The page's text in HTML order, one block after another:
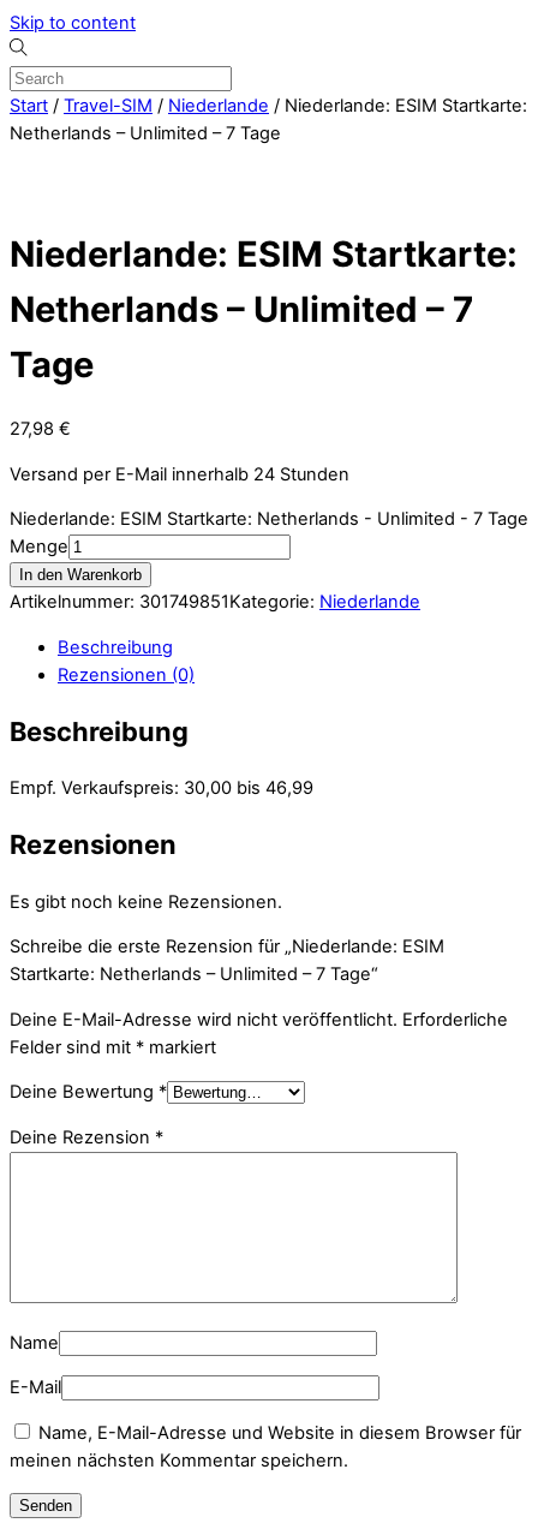
Skip to content
Start / Travel-SIM / Niederlande / Niederlande: ESIM Startkarte:
Netherlands – Unlimited – 7 Tage
Niederlande: ESIM Startkarte:
Netherlands – Unlimited – 7
Tage
27,98 €
Versand per E-Mail innerhalb 24 Stunden
Niederlande: ESIM Startkarte: Netherlands - Unlimited - 7 Tage
Menge
In den Warenkorb
Artikelnummer: 301749851Kategorie: Niederlande
Beschreibung
Rezensionen (0)
Beschreibung
Empf. Verkaufspreis: 30,00 bis 46,99
Rezensionen
Es gibt noch keine Rezensionen.
Schreibe die erste Rezension für „Niederlande: ESIM
Startkarte: Netherlands – Unlimited – 7 Tage“
Deine E-Mail-Adresse wird nicht veröffentlicht. Erforderliche
Felder sind mit * markiert
Deine Bewertung *
Deine Rezension *
Name
E-Mail
Name, E-Mail-Adresse und Website in diesem Browser für
meinen nächsten Kommentar speichern.